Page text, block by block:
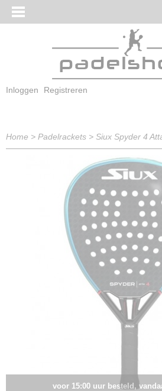
Inloggen Registreren
Home > Padelrackets > Siux Spyder 4
voor 15:00 uur besteld,